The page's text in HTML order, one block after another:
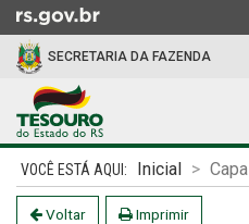
para
conteúdo
para
menu
SECRETARIA DA FAZENDA
Início
do
conteúdo
Inicial Capa
Voltar Imprimir